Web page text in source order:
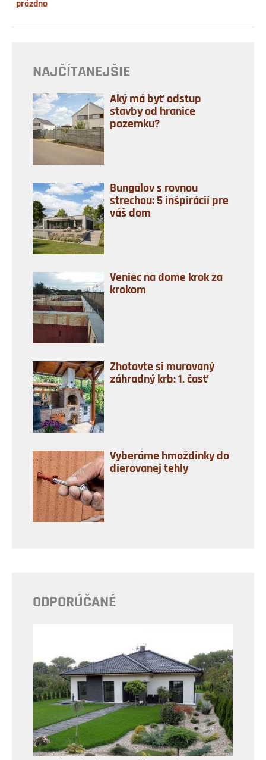
prázdno
NAJČÍTANEJŠIE
Aký má byť odstup
stavby od hranice
pozemku?
Bungalov s rovnou
strechou: 5 inšpirácií pre
váš dom
Veniec na dome krok za
krokom
Zhotovte si murovaný
záhradný krb: 1. časť
Vyberáme hmoždinky do
dierovanej tehly
ODPORÚČANÉ